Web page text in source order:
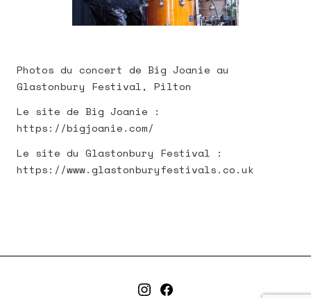
Photos du concert de Big Joanie au
Glastonbury Festival, Pilton
Le site de Big Joanie :
https://bigjoanie.com/
Le site du Glastonbury Festival :
https://www.glastonburyfestivals.co.uk